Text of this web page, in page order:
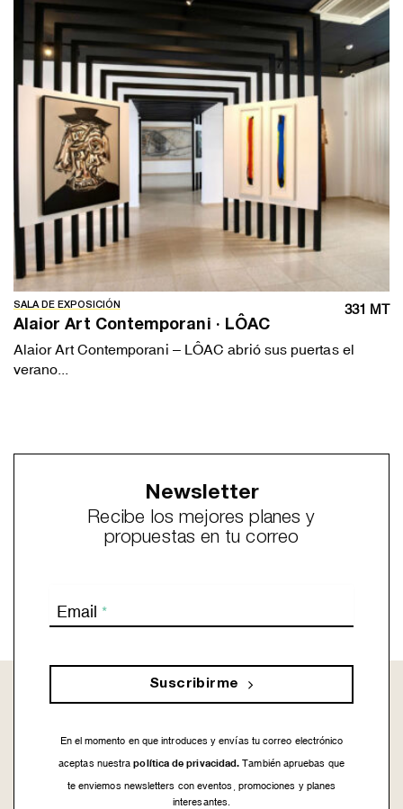
SALA DE EXPOSICIÓN 331 MT
Alaior Art Contemporani · LÔAC
Alaior Art Contemporani – LÔAC abrió sus puertas el
verano...
Newsletter
Recibe los mejores planes y
propuestas en tu correo
Email *
Suscribirme
En el momento en que introduces y envías tu correo electrónico
aceptas nuestra política de privacidad. También apruebas que
te enviemos newsletters con eventos, promociones y planes
interesantes.